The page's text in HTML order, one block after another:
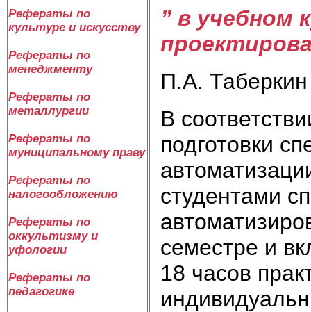
Рефераты по
культуре и искусству
Рефераты по
менеджменту
Рефераты по
металлургии
Рефераты по
муниципальному праву
Рефераты по
налогообложению
Рефераты по
оккультизму и
уфологии
Рефераты по
педагогике
” в учебном
П.А. Таберкин
В
подготовки
студентами
семестре и
18 часов